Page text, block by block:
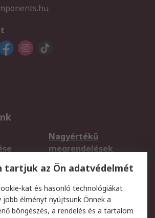
Nagyértékű
megrendelések
Szállítás
tartjuk az Ön adatvédelmét
kat és hasonló technológiákat
jobb élményt nyújtsunk Önnek a
böngészés, a rendelés és a tartalom